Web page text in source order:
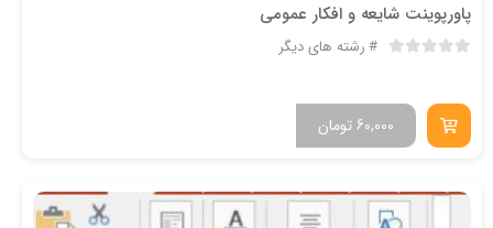
پاورپوینت شايعه و افكار عمومي
رشته های دیگر
تومان 60,000